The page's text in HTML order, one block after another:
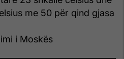
me 50 për qind gjasa
i Moskës